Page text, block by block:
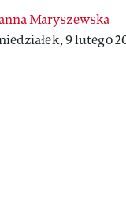
Maryszewska
9 lutego
przyjaciela